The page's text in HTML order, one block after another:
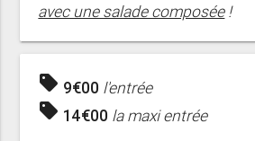
avec une salade composée!
sell 9€00 l'entrée
sell 14€00 la maxi entrée